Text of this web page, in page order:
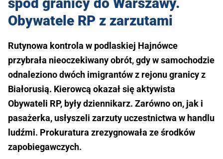
Obywatele RP z zarzutami
Rutynowa kontrola w podlaskiej Hajnówce
przybrała nieoczekiwany obrót, gdy w samochodzie
odnaleziono dwóch imigrantów z rejonu granicy z
Białorusią. Kierowcą okazał się aktywista
Obywateli RP, były dziennikarz. Zarówno on, jak i
pasażerka, usłyszeli zarzuty uczestnictwa w handlu
ludźmi. Prokuratura zrezygnowała ze środków
zapobiegawczych.